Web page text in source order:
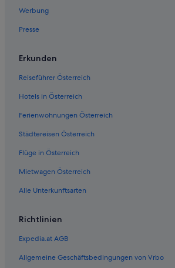
Werbung
Presse
Erkunden
Reiseführer Österreich
Hotels in Österreich
Ferienwohnungen Österreich
Städtereisen Österreich
Flüge in Österreich
Mietwagen Österreich
Alle Unterkunftsarten
Richtlinien
Expedia.at AGB
Allgemeine Geschäftsbedingungen von Vrbo